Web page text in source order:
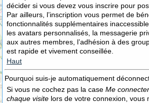
décider si vous devez vous inscrire pour
Par ailleurs, l’inscription vous permet de
fonctionnalités supplémentaires
les avatars personnalisés, la messagerie
aux autres membres, l’adhésion à des
est rapide et vivement conseillée.
Haut
Pourquoi suis-je automatiquement
Si vous ne cochez pas la case Me
chaque visite lors de votre connexion, vous